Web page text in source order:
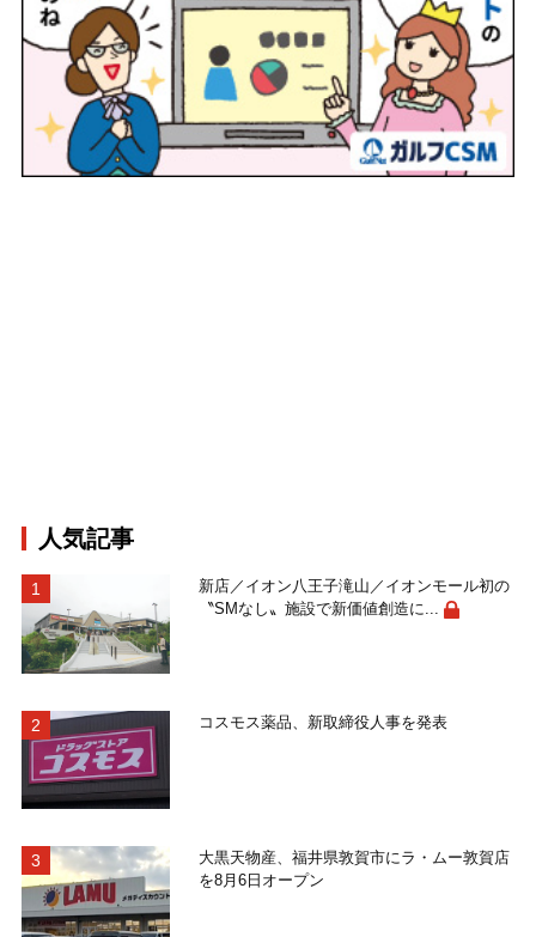
人気記事
新店／イオン八王子滝山／イオンモール初の
〝SMなし〟施設で新価値創造に...
コスモス薬品、新取締役人事を発表
大黒天物産、福井県敦賀市にラ・ムー敦賀店
を8月6日オープン